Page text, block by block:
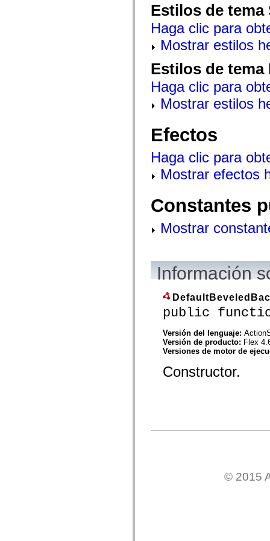
mx.automation.delegates.advancedDataGrid
mx.automation.delegates.controls.fileSystemClasses
Estilos de tema
Haga clic para
Mostrar estilos
Estilos de tema
Haga clic para
Mostrar estilos
Efectos
Haga clic para
Mostrar efectos
Constantes
Mostrar
Información
public
Versión del lenguaje:
Versión de producto: Flex
Versiones de motor de
Constructor.
© 2015